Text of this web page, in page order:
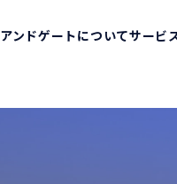
アンドゲートについて
アンドゲート
サービ